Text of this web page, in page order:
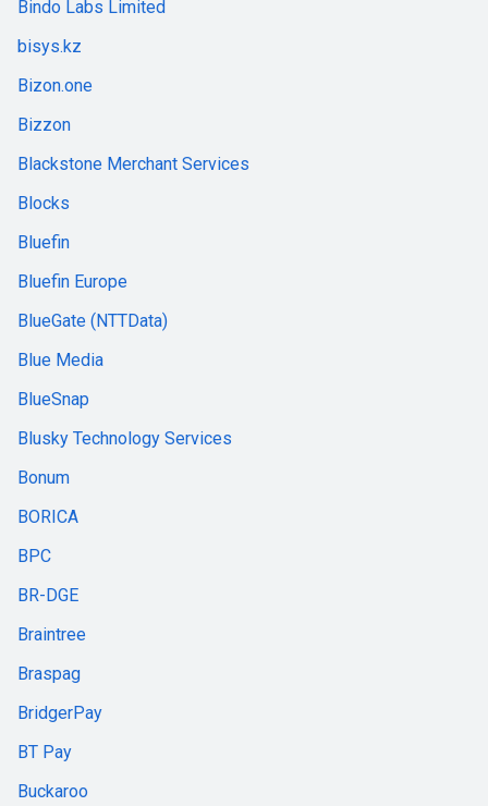
Bindo Labs Limited
bisys.kz
Bizon.one
Bizzon
Blackstone Merchant Services
Blocks
Bluefin
Bluefin Europe
BlueGate (NTTData)
Blue Media
BlueSnap
Blusky Technology Services
Bonum
BORICA
BPC
BR-DGE
Braintree
Braspag
BridgerPay
BT Pay
Buckaroo